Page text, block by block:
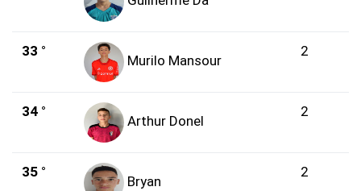
33 °
Murilo Mansour
2
34 °
Arthur Donel
2
35 °
Bryan
2